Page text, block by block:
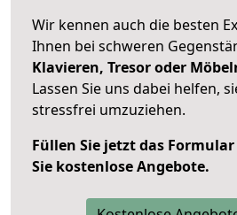
Wir kennen auch die besten
Ihnen bei schweren
Klavieren, Tresor oder
Lassen Sie uns dabei helfen,
stressfrei umzuziehen.
Füllen Sie jetzt das
Sie kostenlose Angebote.